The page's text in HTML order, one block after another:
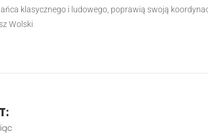
klasycznego i ludowego, poprawią swoją
Wolski